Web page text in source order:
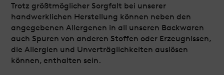
Trotz größtmöglicher Sorgfalt bei unserer
handwerklichen Herstellung können neben den
angegebenen Allergenen in all unseren Backwaren
auch Spuren von anderen Stoffen oder Erzeugnissen,
die Allergien und Unverträglichkeiten auslösen
können, enthalten sein.